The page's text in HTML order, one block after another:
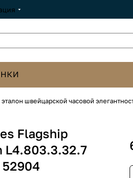
швейцарской часовой
Flagship
L4.803.3.32.7